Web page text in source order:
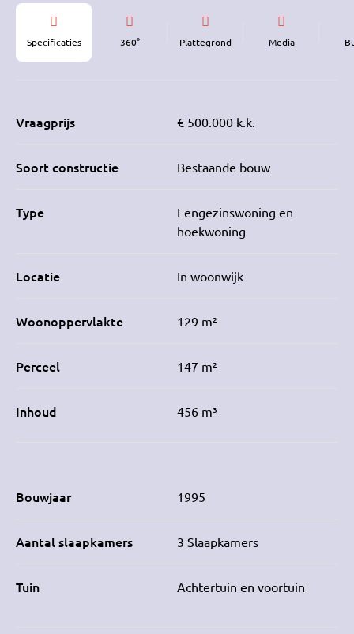
Specificaties 360° Plattegrond Media
Vraagprijs € 500.000 k.k.
Soort constructie Bestaande bouw
Type
Eengezinswoning en
hoekwoning
Locatie In woonwijk
Woonoppervlakte 129 m²
Perceel 147 m²
Inhoud 456 m³
Bouwjaar 1995
Aantal slaapkamers 3 Slaapkamers
Tuin Achtertuin en voortuin